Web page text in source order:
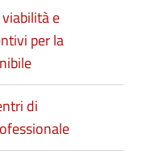
e
per la
di